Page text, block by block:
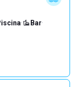
· Bar·